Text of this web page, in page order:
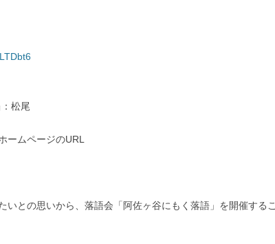
松尾
ームページのURL
いとの思いから、落語会「阿佐ヶ谷にもく落語」を開催するこ